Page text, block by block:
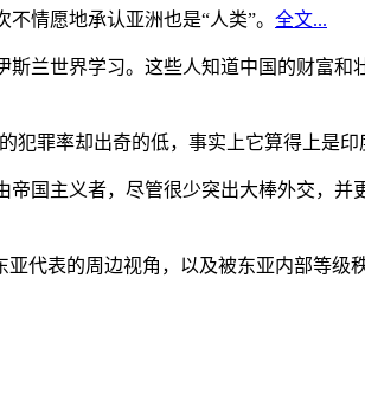
情愿地承认亚洲也是“人类”。 全文...
兰世界学习。这些人知道中国的财富和
罪率却出奇的低，事实上它算得上是印
国主义者，尽管很少突出大棒外交，并
代表的周边视角，以及被东亚内部等级